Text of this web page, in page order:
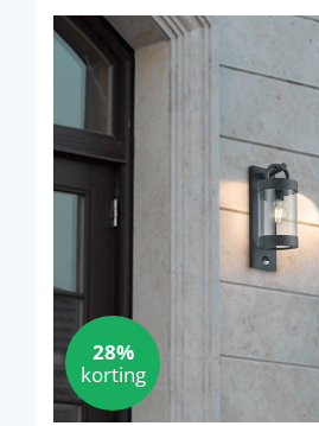
28%
korting